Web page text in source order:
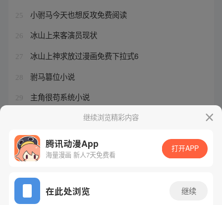
25 小驸马今天也想反攻免费阅读
26 冰山上来客演员现状
27 冰山上神求放过漫画免费下拉式6
28 驸马篡位小说
29 主角很苟系统小说
冰山上神求放过漫画免费阅读全集
继续浏览精彩内容
腾讯动漫App
海量漫画 新人7天免费看
打开APP
在此处浏览 继续
网站备案/许可证号：粤B2-20090059-5
Copyright©1998 - 2026 Tencent. All Rights Reserved